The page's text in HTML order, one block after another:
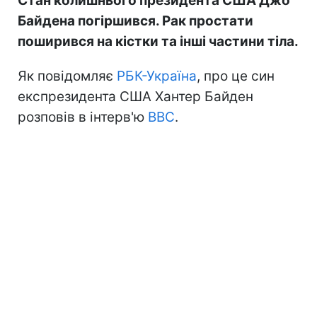
Байдена погіршився. Рак простати
поширився на кістки та інші частини тіла.
Як повідомляє РБК-Україна, про це син
експрезидента США Хантер Байден
розповів в інтерв'ю BBC.